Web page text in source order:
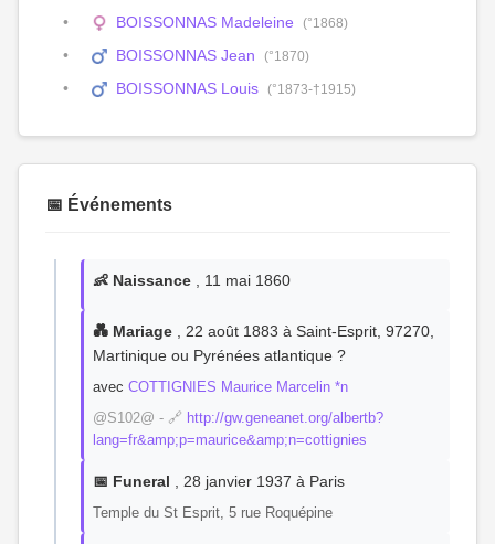
BOISSONNAS Madeleine (°1868)
BOISSONNAS Jean (°1870)
BOISSONNAS Louis (°1873-†1915)
📅 Événements
👶 Naissance , 11 mai 1860
💑 Mariage , 22 août 1883 à Saint-Esprit, 97270,
Martinique ou Pyrénées atlantique ?
avec COTTIGNIES Maurice Marcelin *n
@S102@ - 🔗 http://gw.geneanet.org/albertb?
lang=fr&amp;p=maurice&amp;n=cottignies
📅 Funeral , 28 janvier 1937 à Paris
Temple du St Esprit, 5 rue Roquépine